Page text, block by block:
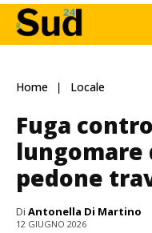
Home Locale
Fuga
lungomare
pedone
Di Antonella Di Martino
12 GIUGNO 2026